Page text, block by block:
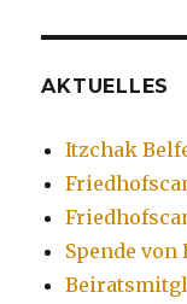
AKTUELLES
Itzchak
Spende von